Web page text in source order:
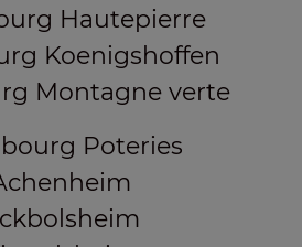
Hautepierre
Koenigshoffen
Montagne verte
Poteries